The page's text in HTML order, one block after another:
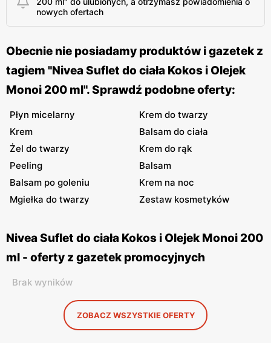
nowych ofertach
Obecnie nie posiadamy produktów i gazetek z
tagiem "Nivea Suflet do ciała Kokos i Olejek
Monoi 200 ml". Sprawdź podobne oferty:
Płyn micelarny
Krem do twarzy
Krem
Balsam do ciała
Żel do twarzy
Krem do rąk
Peeling
Balsam
Balsam po goleniu
Krem na noc
Mgiełka do twarzy
Zestaw kosmetyków
Nivea Suflet do ciała Kokos i Olejek Monoi 200
ml - oferty z gazetek promocyjnych
Brak wyników
ZOBACZ WSZYSTKIE OFERTY